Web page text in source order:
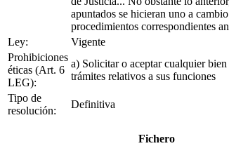
apuntados se hicieran uno a
procedimientos correspondientes
Ley:
Vigente
Prohibiciones
éticas (Art. 6
LEG):
a) Solicitar o aceptar cualquier
trámites relativos a sus funciones
Tipo de
resolución:
Definitiva
Fichero